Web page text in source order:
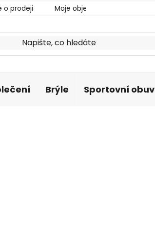
o prodeji Moje objednávka
Brýle Sportovní obuv